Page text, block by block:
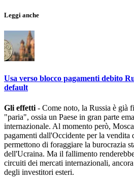
Leggi anche
Usa verso blocco pagamenti debito
default
Gli effetti - Come noto, la Russia è già
"paria", ossia un Paese in gran parte
internazionale. Al momento però,
pagamenti dall'Occidente per la vendita
permettono di foraggiare la burocrazia
dell'Ucraina. Ma il fallimento
circuiti dei mercati internazionali,
degli investitori esteri.